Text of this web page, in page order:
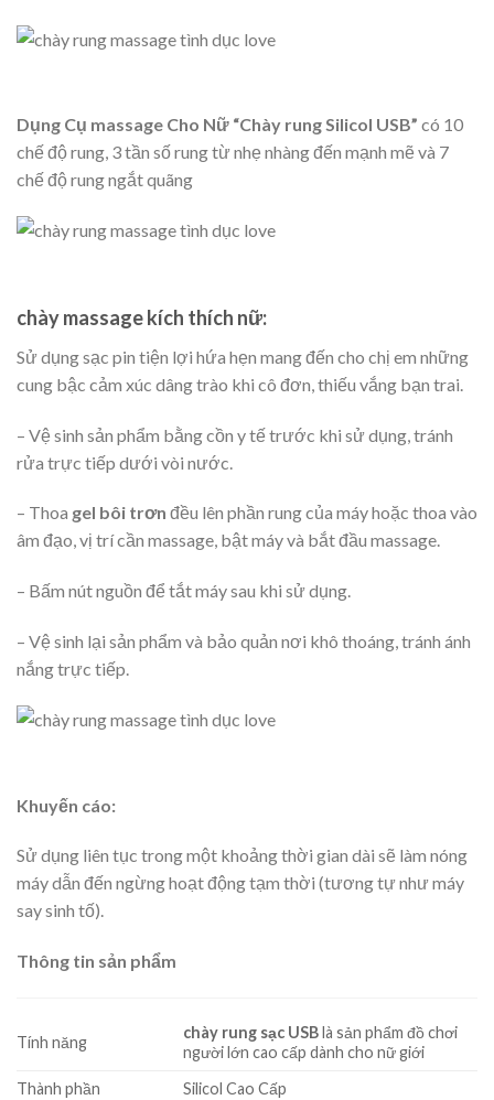
Dụng Cụ massage Cho Nữ “Chày rung Silicol USB” có 10
chế độ rung, 3 tần số rung từ nhẹ nhàng đến mạnh mẽ và 7
chế độ rung ngắt quãng
chày massage kích thích nữ:
Sử dụng sạc pin tiện lợi hứa hẹn mang đến cho chị em những
cung bậc cảm xúc dâng trào khi cô đơn, thiếu vắng bạn trai.
– Vệ sinh sản phẩm bằng cồn y tế trước khi sử dụng, tránh
rửa trực tiếp dưới vòi nước.
– Thoa gel bôi trơn đều lên phần rung của máy hoặc thoa vào
âm đạo, vị trí cần massage, bật máy và bắt đầu massage.
– Bấm nút nguồn để tắt máy sau khi sử dụng.
– Vệ sinh lại sản phẩm và bảo quản nơi khô thoáng, tránh ánh
nắng trực tiếp.
Khuyến cáo:
Sử dụng liên tục trong một khoảng thời gian dài sẽ làm nóng
máy dẫn đến ngừng hoạt động tạm thời (tương tự như máy
say sinh tố).
Thông tin sản phẩm
Tính năng
chày rung sạc USBlà sản phẩm đồ chơi
người lớn cao cấp dành cho nữ giới
Thành phần
Silicol Cao Cấp